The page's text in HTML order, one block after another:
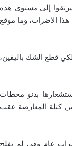
إلى مستوى هذه
الاضراب، وما موقع
قطع الشك باليقين،
بدنو محطات
من كتلة المعارضة عقب
شتنبر 2014، كيف يمكنها إنجاح إضراب عام وهي لم تفلح